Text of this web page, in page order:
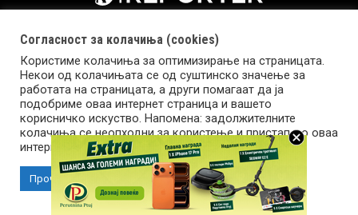
Copyright © 2026 Reporter.mk | Member of Clip Media Group
Импресум Маркетинг Контакт Услови за користење
Согласност за колачиња (cookies)
Користиме колачиња за оптимизирање на страницата.
Некои од колачињата се од суштинско значење за
работата на страницата, а други помагаат да ја
подобриме оваа интернет страница и вашето
корисничко искуство. Напомена: задолжителните
колачиња се неопходни за користење и пристап до оваа
интернет страница.
Прочитај повеќе Прифати колачиња